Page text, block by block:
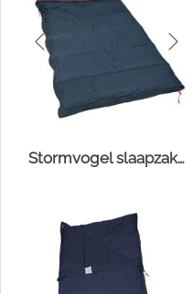
Stormvogel slaapzak navy/mist